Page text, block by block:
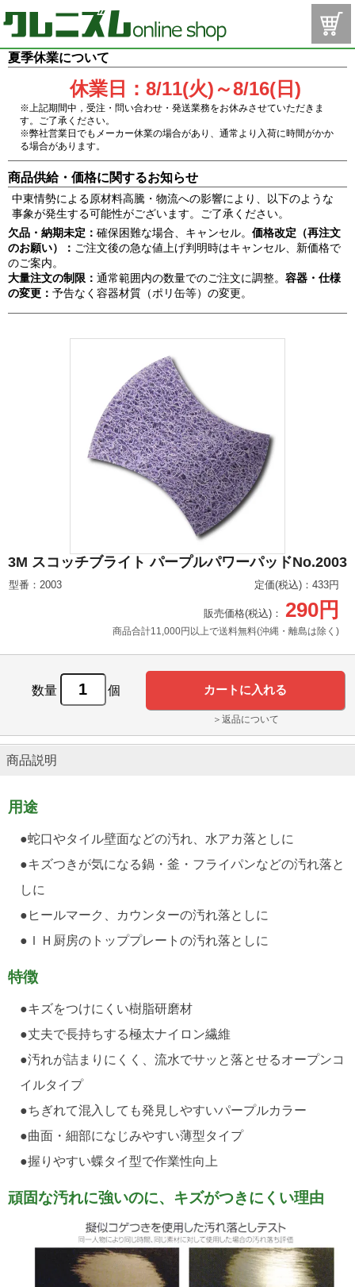
夏季休業について
休業日：8/11(火)～8/16(日)
※上記期間中，受注・問い合わせ・発送業務をお休みさせていただきま
す。ご了承ください。
※弊社営業日でもメーカー休業の場合があり、通常より入荷に時間がかか
る場合があります。
商品供給・価格に関するお知らせ
中東情勢による原材料高騰・物流への影響により、以下のような
事象が発生する可能性がございます。ご了承ください。
欠品・納期未定： 確保困難な場合、キャンセル。 価格改定（再注文
のお願い）： ご注文後の急な値上げ判明時はキャンセル、新価格で
のご案内。
大量注文の制限： 通常範囲内の数量でのご注文に調整。 容器・仕様
の変更： 予告なく容器材質（ポリ缶等）の変更。
3M スコッチブライト パープルパワーパッドNo.2003
型番：2003 定価(税込)：433円
販売価格(税込)： 290円
商品合計11,000円以上で送料無料(沖縄・離島は除く)
数量 個
＞返品について
商品説明
用途
●蛇口やタイル壁面などの汚れ、水アカ落としに
●キズつきが気になる鍋・釜・フライパンなどの汚れ落と
しに
●ヒールマーク、カウンターの汚れ落としに
●ＩＨ厨房のトッププレートの汚れ落としに
特徴
●キズをつけにくい樹脂研磨材
●丈夫で長持ちする極太ナイロン繊維
●汚れが詰まりにくく、流水でサッと落とせるオープンコ
イルタイプ
●ちぎれて混入しても発見しやすいパープルカラー
●曲面・細部になじみやすい薄型タイプ
●握りやすい蝶タイ型で作業性向上
頑固な汚れに強いのに、キズがつきにくい理由